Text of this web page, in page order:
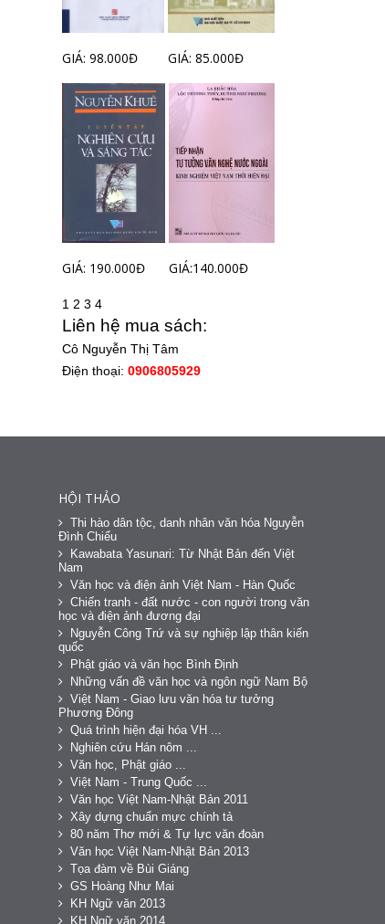
GIÁ: 98.000Đ GIÁ: 85.000Đ
GIÁ: 190.000Đ GIÁ:140.000Đ
1 2 3 4
Liên hệ mua sách:
Cô Nguyễn Thị Tâm
Điện thoại: 0906805929
HỘI THẢO
Thi hào dân tộc, danh nhân văn hóa Nguyễn
Đình Chiểu
Kawabata Yasunari: Từ Nhật Bản đến Việt
Nam
Văn học và điện ảnh Việt Nam - Hàn Quốc
Chiến tranh - đất nước - con người trong văn
học và điện ảnh đương đại
Nguyễn Công Trứ và sự nghiệp lập thân kiến
quốc
Phật giáo và văn học Bình Định
Những vấn đề văn học và ngôn ngữ Nam Bộ
Việt Nam - Giao lưu văn hóa tư tưởng
Phương Đông
Quá trình hiện đại hóa VH ...
Nghiên cứu Hán nôm ...
Văn học, Phật giáo ...
Việt Nam - Trung Quốc ...
Văn học Việt Nam-Nhật Bản 2011
Xây dựng chuẩn mực chính tả
80 năm Thơ mới & Tự lực văn đoàn
Văn học Việt Nam-Nhật Bản 2013
Tọa đàm về Bùi Giáng
GS Hoàng Như Mai
KH Ngữ văn 2013
KH Ngữ văn 2014